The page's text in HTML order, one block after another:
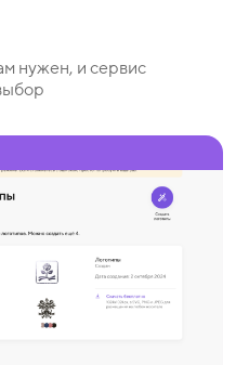
нужен, и сервис